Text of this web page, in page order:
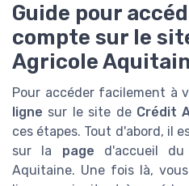
Guide pour
compte sur le
Agricole
Pour accéder facilement à
ligne sur le site de Crédit
ces étapes. Tout d'abord, il
sur la page d'accueil
Aquitaine. Une fois là,